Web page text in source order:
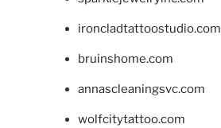
ironcladtattoostudio.com
bruinshome.com
annascleaningsvc.com
wolfcitytattoo.com